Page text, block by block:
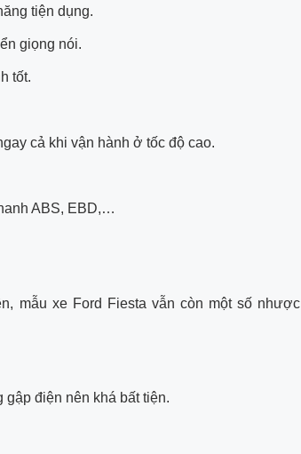
tiện dụng.
giọng nói.
tốt.
cả khi vận hành ở tốc độ cao.
ABS, EBD,…
mẫu xe Ford Fiesta vẫn còn một số nhược
điện nên khá bất tiện.